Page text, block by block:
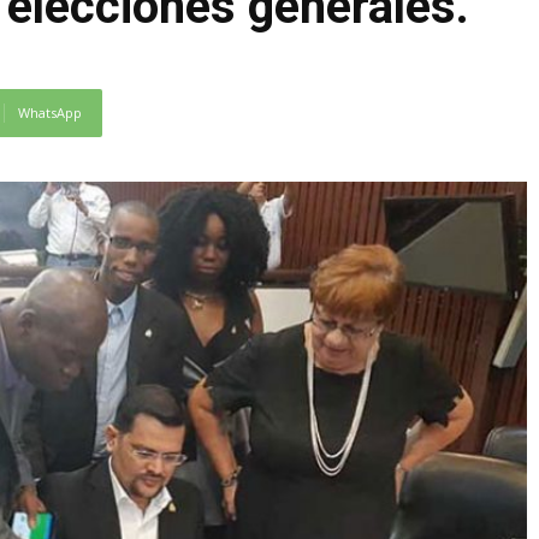
WhatsApp